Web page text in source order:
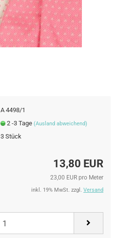
A 4498/1
2 -3 Tage (Ausland abweichend)
3 Stück
13,80 EUR
23,00 EUR pro Meter
inkl. 19% MwSt. zzgl. Versand